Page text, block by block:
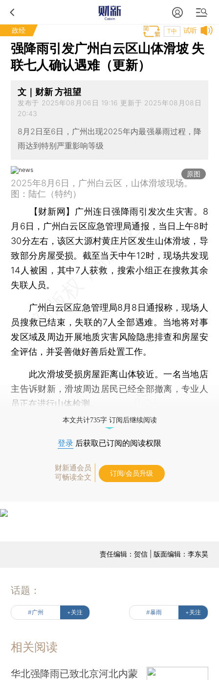
政经 试听
T中
强降雨引发广州白云区山体滑坡 失
联七人确认遇难（更新）
文｜财新 方祖望
发布于 2025年08月06日 19:16 更新于 2025年08月08日
20:43
8月2日至6日，广州出现2025年内最强暴雨过程，降
雨达到特别严重影响等级
原图
2025年8月6日，广州白云区，山体滑坡现场。
图：陆仁（特约）
【财新网】 广州连日强降雨引发次生灾害。8
月6日，广州白云区应急管理局通报，当日上午8时
30分左右，该区大源村黄庄片区发生山体滑坡，导
致部分房屋受损。截至当天中午12时，现场共发现
14人被困，其中7人获救，搜索小组正在搜救其余
失联人员。
广州白云区应急管理局8月8日通报称，现场人
员搜救已结束，失联的7人全部遇难。当地将对事
发区域及周边开展地质灾害风险隐患排查和房屋安
全评估，并妥善做好善后处置工作。
此次滑坡受损房屋距离山体较近。一名当地店
主告诉财新，滑坡周边居民已经全部撤离，专业人
员正在进行山体检测。
本文共计735字 订阅后继续阅读
登录 后获取已订阅的阅读权限
财新通会员
可畅读全文
订阅/会员升级
责任编辑：贺信 | 版面编辑：李东昊
话题：
#广州 +关注 #暴雨 +关注
相关阅读
华北强降雨已致北京河北内蒙